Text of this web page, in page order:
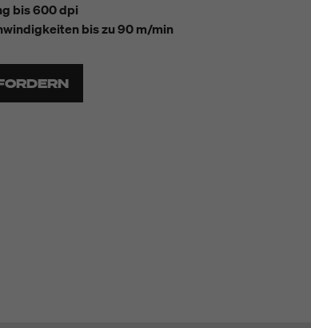
bis 600 dpi
bis zu 90 m/min